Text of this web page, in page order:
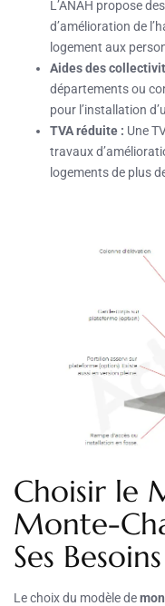
L’ANAH propose
d’amélioration de
logement aux
Aides des
départements ou
pour l’installation
TVA réduite : Une
travaux
logements de plus
Choisir le
Monte-
Ses Besoins
Le choix du modèle de